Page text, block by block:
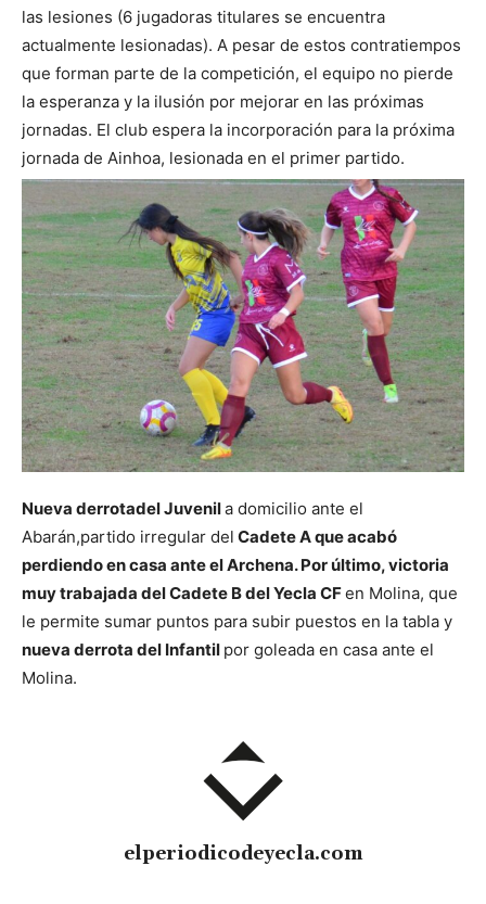
las lesiones (6 jugadoras titulares se encuentra
actualmente lesionadas). A pesar de estos contratiempos
que forman parte de la competición, el equipo no pierde
la esperanza y la ilusión por mejorar en las próximas
jornadas. El club espera la incorporación para la próxima
jornada de Ainhoa, lesionada en el primer partido.
Nueva derrotadel Juvenila domicilio ante el
Abarán,partido irregular del Cadete A que acabó
perdiendo en casa ante el Archena. Por último, victoria
muy trabajada del Cadete B del Yecla CFen Molina, que
le permite sumar puntos para subir puestos en la tabla y
nueva derrota del Infantil por goleada en casa ante el
Molina.
elperiodicodeyecla.com